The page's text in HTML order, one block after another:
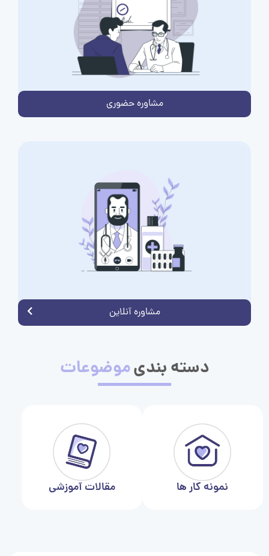
مشاوره حضوری
مشاوره آنلاین
دسته بندیموضوعات
نمونه کار ها مقالات آموزشی